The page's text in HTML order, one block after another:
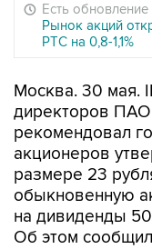
Есть обновление
Рынок акций
РТС на 0,8-1,1%
Москва. 30 мая.
директоров
рекомендовал
акционеров
размере 23
обыкновенную
на дивиденды
Об этом